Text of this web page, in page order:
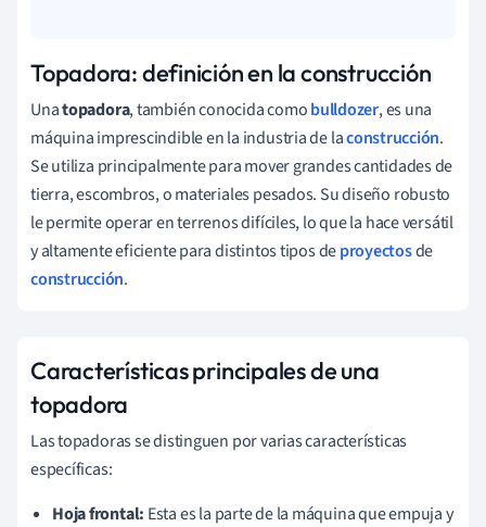
Topadora: definición en la construcción
Unatopadora, también conocida comobulldozer, es una
máquina imprescindible en la industria de laconstrucción.
Se utiliza principalmente para mover grandes cantidades de
tierra, escombros, o materiales pesados. Su diseño robusto
le permite operar en terrenos difíciles, lo que la hace versátil
y altamente eficiente para distintos tipos deproyectosde
construcción.
Características principales de una
topadora
Las topadoras se distinguen por varias características
específicas:
Hoja frontal: Esta es la parte de la máquina que empuja y